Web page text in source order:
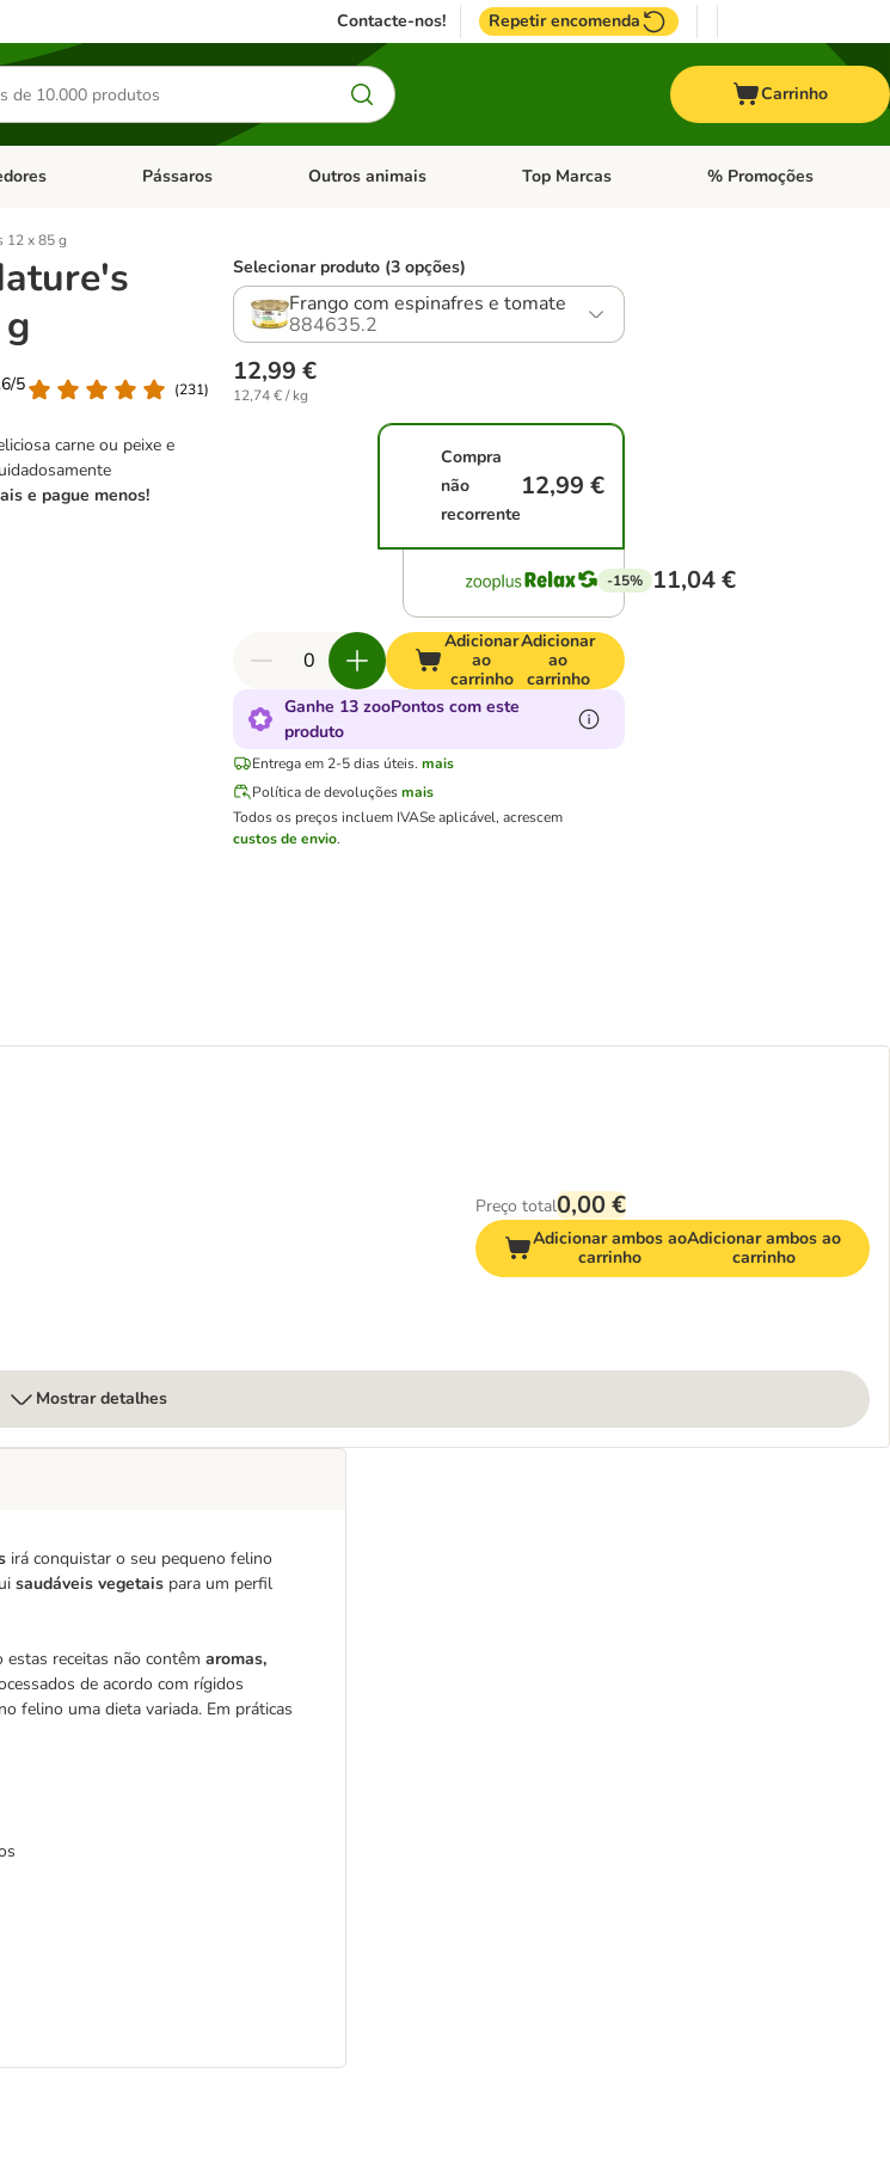
Contacte-nos! Repetir encomenda
Carrinho
de categoria: Antiparasitários
Abrir menu de categoria: Roedores
Pássaros Abrir menu de categoria: Pássaros
Outros animais Abrir menu de categoria: Outros animais
Top Marcas Abrir menu de categoria:
% Promoções
12 x 85 g
5
(231)
carne ou peixe e
e pague menos!
Selecionar produto (3 opções)
Frango com espinafres e tomate
884635.2
12,99 €
12,74 € / kg
Compra
não
recorrente
12,99 €
-15% 11,04 €
Adicionar
ao
carrinho
Adicionar
ao
carrinho
Ganhe 13 zooPontos com este
produto
Entrega em 2-5 dias úteis. mais
Política de devoluçõesmais
Todos os preços incluem IVASe aplicável, acrescem
custos de envio.
Preço total0,00 €
Adicionar ambos ao
carrinho
Adicionar ambos ao
carrinho
Mostrar detalhes
irá conquistar o seu pequeno felino
saudáveis vegetais para um perfil
receitas não contêm aromas,
de acordo com rígidos
felino uma dieta variada. Em práticas